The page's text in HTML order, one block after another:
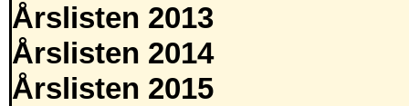
Årslisten 2013
Årslisten 2014
Årslisten 2015